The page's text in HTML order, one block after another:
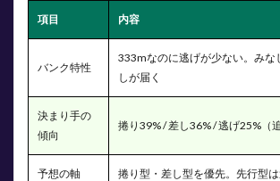
項目 内容
バンク特性
333mなのに逃げが少ない。みな
しが届く
決まり手の
傾向
捲り39% / 差し36% / 逃げ25%（
予想の軸 捲り型・差し型を優先。先行型